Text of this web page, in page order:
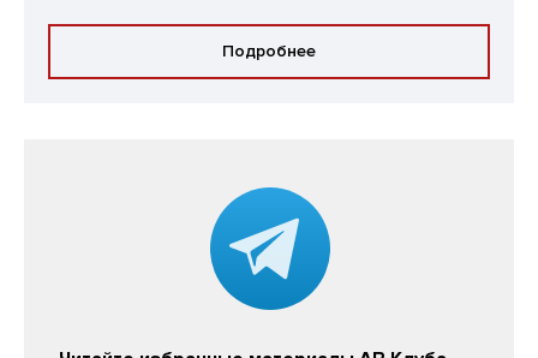
Подробнее